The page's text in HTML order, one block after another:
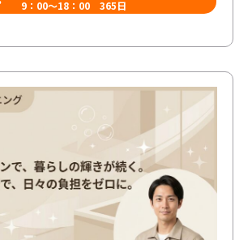
9：00～18：00 365日